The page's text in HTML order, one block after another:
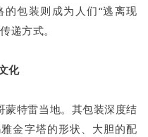
包装则成为人们“逃离现
递方式。
化
蒙特雷当地。其包装深度结
金字塔的形状、大胆的配